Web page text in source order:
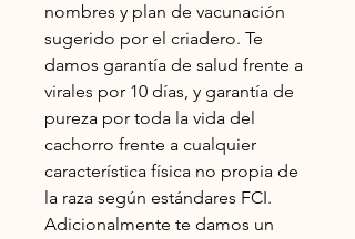
nombres y plan de vacunación
sugerido por el criadero. Te
damos garantía de salud frente a
virales por 10 días, y garantía de
pureza por toda la vida del
cachorro frente a cualquier
característica física no propia de
la raza según estándares FCI.
Adicionalmente te damos un